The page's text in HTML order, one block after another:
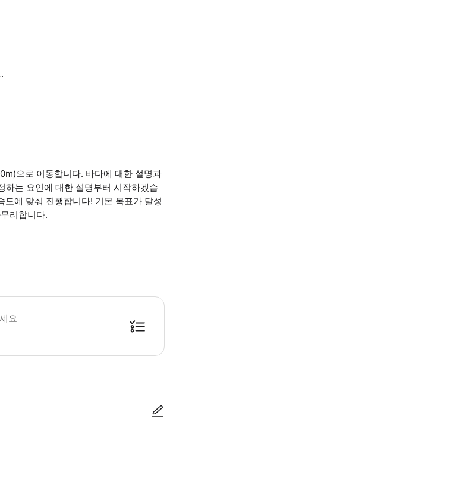
으로 이동합니다. 바다에 대한 설명과
하는 요인에 대한 설명부터 시작하겠습
에 맞춰 진행합니다! 기본 목표가 달성
리합니다.
에 따라 소요 시간이 다를 수 있으니, 예약 시 확인 부탁드립니다.)
요